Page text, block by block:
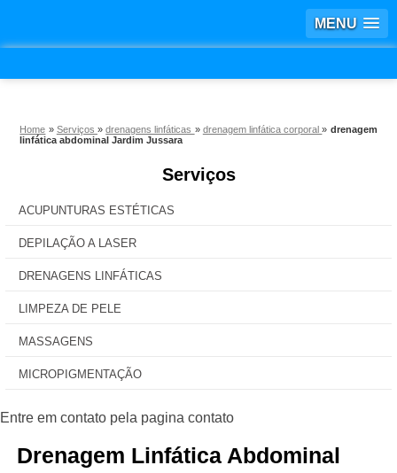
MENU
Home » Serviços »drenagens linfáticas » drenagem linfática corporal» drenagem
linfática abdominal Jardim Jussara
Serviços
ACUPUNTURAS ESTÉTICAS
DEPILAÇÃO A LASER
DRENAGENS LINFÁTICAS
LIMPEZA DE PELE
MASSAGENS
MICROPIGMENTAÇÃO
Drenagem Linfática Abdominal